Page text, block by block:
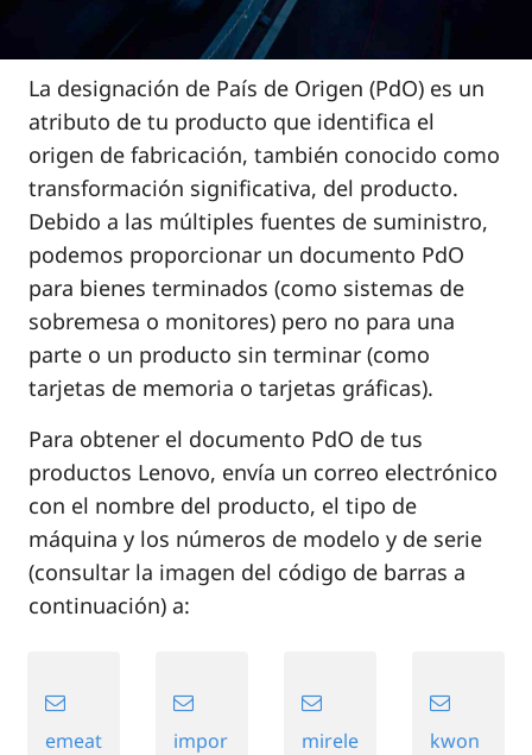
t
i
La designación de País de Origen (PdO) es un
atributo de tu producto que identifica el
origen de fabricación, también conocido como
transformación significativa, del producto.
Debido a las múltiples fuentes de suministro,
podemos proporcionar un documento PdO
para bienes terminados (como sistemas de
sobremesa o monitores) pero no para una
parte o un producto sin terminar (como
tarjetas de memoria o tarjetas gráficas).
Para obtener el documento PdO de tus
productos Lenovo, envía un correo electrónico
con el nombre del producto, el tipo de
máquina y los números de modelo y de serie
(consultar la imagen del código de barras a
continuación) a:
emeat
impor
mirele
kwon